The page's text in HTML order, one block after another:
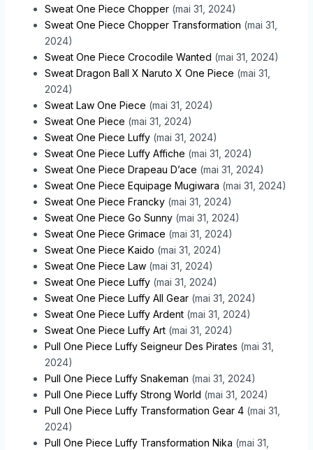
Sweat One Piece Chopper (mai 31, 2024)
Sweat One Piece Chopper Transformation (mai 31,
2024)
Sweat One Piece Crocodile Wanted (mai 31, 2024)
Sweat Dragon Ball X Naruto X One Piece (mai 31,
2024)
Sweat Law One Piece (mai 31, 2024)
Sweat One Piece (mai 31, 2024)
Sweat One Piece Luffy (mai 31, 2024)
Sweat One Piece Luffy Affiche (mai 31, 2024)
Sweat One Piece Drapeau D’ace (mai 31, 2024)
Sweat One Piece Equipage Mugiwara (mai 31, 2024)
Sweat One Piece Francky (mai 31, 2024)
Sweat One Piece Go Sunny (mai 31, 2024)
Sweat One Piece Grimace (mai 31, 2024)
Sweat One Piece Kaido (mai 31, 2024)
Sweat One Piece Law (mai 31, 2024)
Sweat One Piece Luffy (mai 31, 2024)
Sweat One Piece Luffy All Gear (mai 31, 2024)
Sweat One Piece Luffy Ardent (mai 31, 2024)
Sweat One Piece Luffy Art (mai 31, 2024)
Pull One Piece Luffy Seigneur Des Pirates (mai 31,
2024)
Pull One Piece Luffy Snakeman (mai 31, 2024)
Pull One Piece Luffy Strong World (mai 31, 2024)
Pull One Piece Luffy Transformation Gear 4 (mai 31,
2024)
Pull One Piece Luffy Transformation Nika (mai 31,